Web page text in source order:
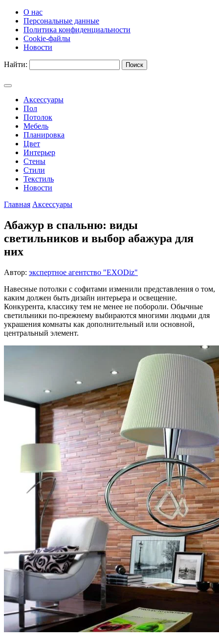
О нас
Персональные данные
Политика конфиденциальности
Cookie-файлы
Новости
Найти:
Аксессуары
Пол
Потолок
Мебель
Планировка
Цвет
Интерьер
Стены
Стили
Текстиль
Новости
Главная Аксессуары
Абажур в спальню: виды
светильников и выбор абажура для
них
Автор: экспертное агентство "EXODiz"
Навесные потолки с софитами изменили представления о том,
каким должен быть дизайн интерьера и освещение.
Конкурента, классику тем не менее не побороли. Обычные
светильники по-прежнему выбираются многими людьми для
украшения комнаты как дополнительный или основной,
центральный элемент.